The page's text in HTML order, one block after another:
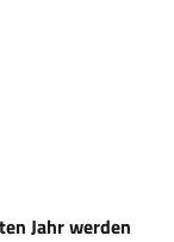
Jahr werden